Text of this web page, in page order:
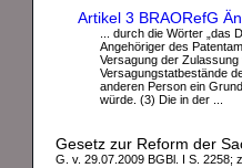
Artikel 3 BRAORefG
... durch die Wörter „das
Angehöriger des
Versagung der
Versagungstatbestände
anderen Person ein
würde. (3) Die in der ...
Gesetz zur Reform der
G. v. 29.07.2009 BGBl. I S. 2258;